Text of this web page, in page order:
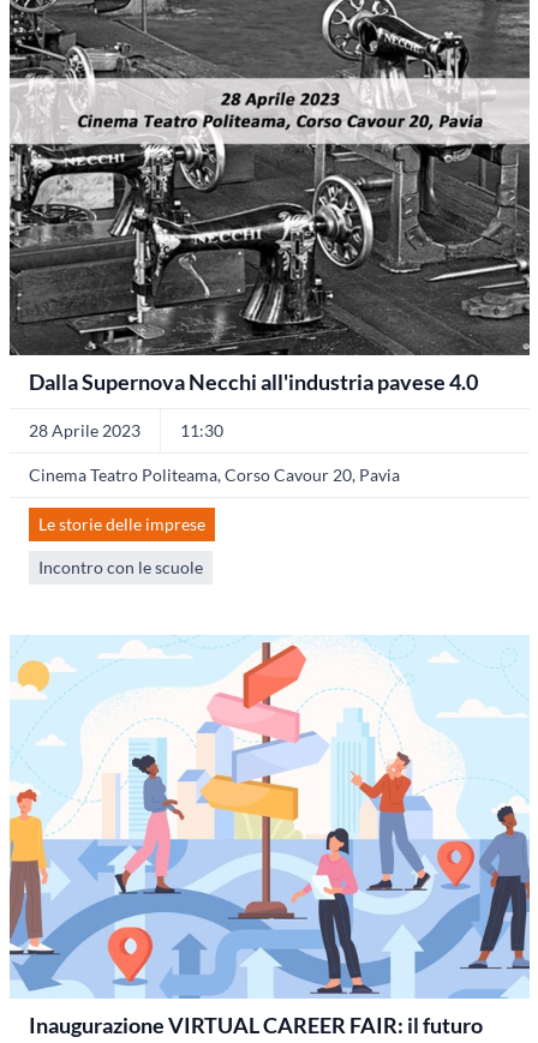
Dalla Supernova Necchi all'industria pavese 4.0
28 Aprile 2023 11:30
Cinema Teatro Politeama, Corso Cavour 20, Pavia
Le storie delle imprese
Incontro con le scuole
Inaugurazione VIRTUAL CAREER FAIR: il futuro